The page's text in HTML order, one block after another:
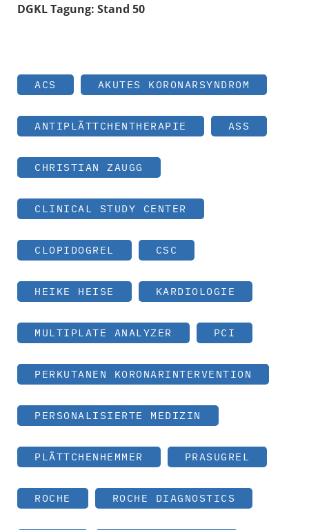
DGKL Tagung: Stand 50
ACS AKUTES KORONARSYNDROM
ANTIPLÄTTCHENTHERAPIE ASS
CHRISTIAN ZAUGG
CLINICAL STUDY CENTER
CLOPIDOGREL CSC
HEIKE HEISE KARDIOLOGIE
MULTIPLATE ANALYZER PCI
PERKUTANEN KORONARINTERVENTION
PERSONALISIERTE MEDIZIN
PLÄTTCHENHEMMER PRASUGREL
ROCHE ROCHE DIAGNOSTICS